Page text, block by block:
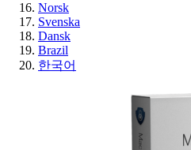
Norsk
Svenska
Dansk
Brazil
한국어